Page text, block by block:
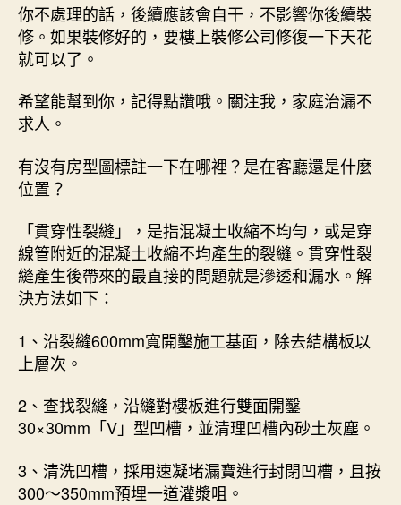
你不處理的話，後續應該會自干，不影響你後續裝
修。如果裝修好的，要樓上裝修公司修復一下天花
就可以了。
希望能幫到你，記得點讚哦。關注我，家庭治漏不
求人。
有沒有房型圖標註一下在哪裡？是在客廳還是什麼
位置？
「貫穿性裂縫」，是指混凝土收縮不均勻，或是穿
線管附近的混凝土收縮不均產生的裂縫。貫穿性裂
縫產生後帶來的最直接的問題就是滲透和漏水。解
決方法如下：
1、沿裂縫600mm寬開鑿施工基面，除去結構板以
上層次。
2、查找裂縫，沿縫對樓板進行雙面開鑿
30×30mm「V」型凹槽，並清理凹槽內砂土灰塵。
3、清洗凹槽，採用速凝堵漏寶進行封閉凹槽，且按
300～350mm預埋一道灌漿咀。